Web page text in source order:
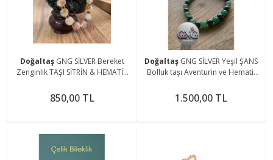
Doğaltaş GNG SİLVER Bereket
Zenginlik TAŞI SİTRİN & HEMATİT
BİLEKLİK
850,00 TL
Doğaltaş GNG SİLVER Yeşil ŞANS
Bolluk taşı Aventurin ve Hematit
1.500,00 TL